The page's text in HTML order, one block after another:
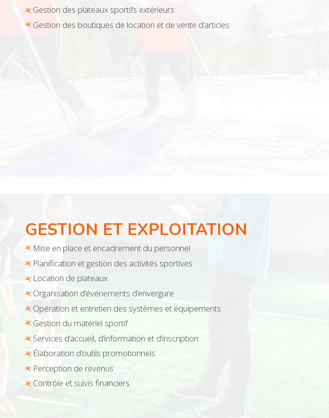
Gestion des plateaux sportifs extérieurs
Gestion des boutiques de location et de vente d’articles
GESTION ET EXPLOITATION
Mise en place et encadrement du personnel
Planification et gestion des activités sportives
Location de plateaux
Organisation d’événements d’envergure
Opération et entretien des systèmes et équipements
Gestion du matériel sportif
Services d’accueil, d’information et d’inscription
Élaboration d’outils promotionnels
Perception de revenus
Contrôle et suivis financiers